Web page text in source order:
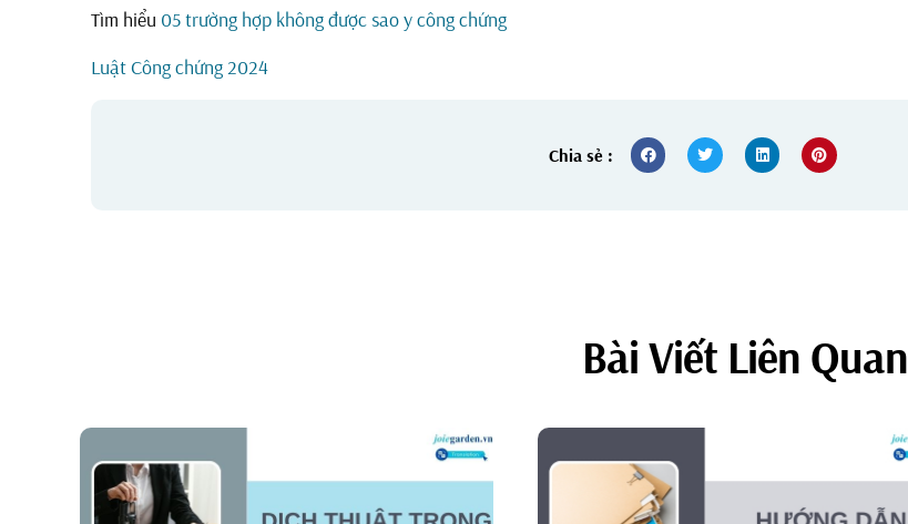
Tìm hiểu 05 trường hợp không được sao y công chứng
Luật Công chứng 2024
Chia sẻ :
Bài Viết Liên Quan